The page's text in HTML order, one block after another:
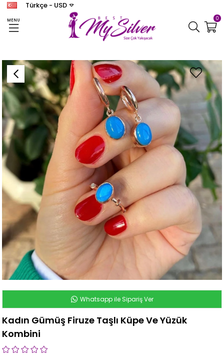
MENU
Türkçe - USD
0
Kadın Gümüş Firuze Taşlı Küpe Ve Yüzük Kombini
Whatsapp ile Sipariş Ver
Kadın Gümüş Firuze Taşlı Küpe Ve Yüzük
Kombini